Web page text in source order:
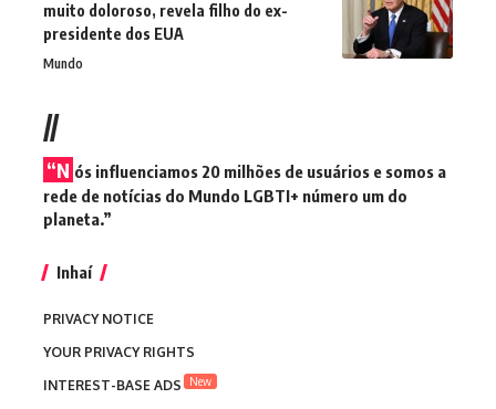
muito doloroso, revela filho do ex-
presidente dos EUA
Mundo
//
“N ós influenciamos 20 milhões de usuários e somos a
rede de notícias do Mundo LGBTI+ número um do
planeta.”
Inhaí
PRIVACY NOTICE
YOUR PRIVACY RIGHTS
INTEREST-BASE ADS
New